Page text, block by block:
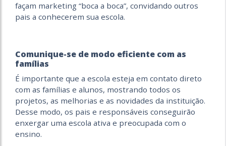
façam marketing “boca a boca”, convidando outros
pais a conhecerem sua escola.
Comunique-se de modo eficiente com as
famílias
É importante que a escola esteja em contato direto
com as famílias e alunos, mostrando todos os
projetos, as melhorias e as novidades da instituição.
Desse modo, os pais e responsáveis conseguirão
enxergar uma escola ativa e preocupada com o
ensino.